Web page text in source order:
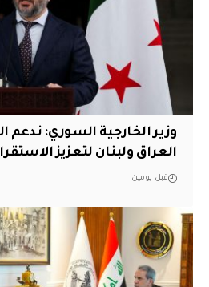
وزير الخارجية السوري: ندعم
العراق ولبنان لتعزيز
قبل يومين